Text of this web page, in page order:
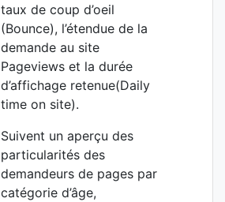
taux de coup d’oeil
(Bounce), l’étendue de la
demande au site
Pageviews et la durée
d’affichage retenue(Daily
time on site).
Suivent un aperçu des
particularités des
demandeurs de pages par
catégorie d’âge,